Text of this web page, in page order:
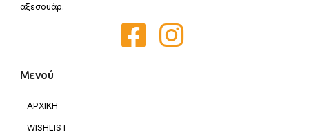
αξεσουάρ.
Μενού
ΑΡΧΙΚΗ
WISHLIST